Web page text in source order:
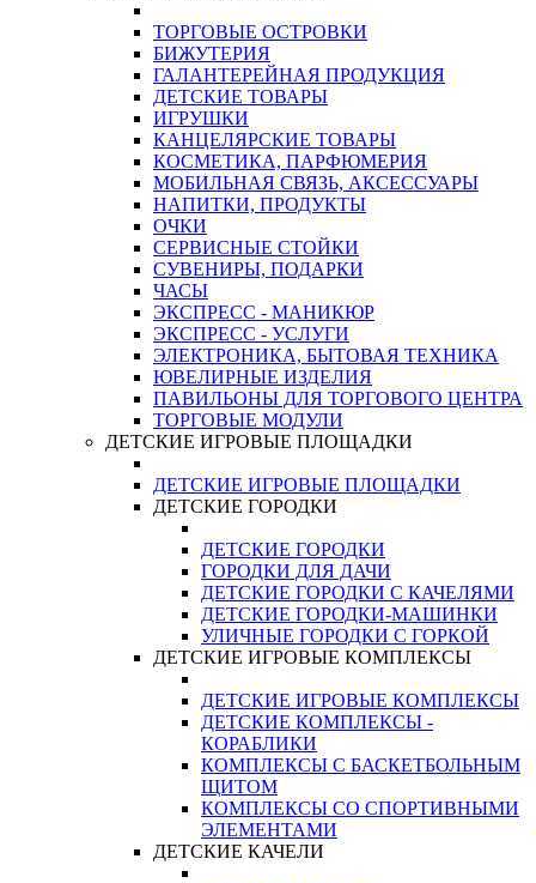
ТОРГОВЫЕ ОСТРОВКИ
БИЖУТЕРИЯ
ГАЛАНТЕРЕЙНАЯ ПРОДУКЦИЯ
ДЕТСКИЕ ТОВАРЫ
ИГРУШКИ
КАНЦЕЛЯРСКИЕ ТОВАРЫ
КОСМЕТИКА, ПАРФЮМЕРИЯ
МОБИЛЬНАЯ СВЯЗЬ, АКСЕССУАРЫ
НАПИТКИ, ПРОДУКТЫ
ОЧКИ
СЕРВИСНЫЕ СТОЙКИ
СУВЕНИРЫ, ПОДАРКИ
ЧАСЫ
ЭКСПРЕСС - МАНИКЮР
ЭКСПРЕСС - УСЛУГИ
ЭЛЕКТРОНИКА, БЫТОВАЯ ТЕХНИКА
ЮВЕЛИРНЫЕ ИЗДЕЛИЯ
ПАВИЛЬОНЫ ДЛЯ ТОРГОВОГО ЦЕНТРА
ТОРГОВЫЕ МОДУЛИ
ДЕТСКИЕ ИГРОВЫЕ ПЛОЩАДКИ
ДЕТСКИЕ ИГРОВЫЕ ПЛОЩАДКИ
ДЕТСКИЕ ГОРОДКИ
ДЕТСКИЕ ГОРОДКИ
ГОРОДКИ ДЛЯ ДАЧИ
ДЕТСКИЕ ГОРОДКИ С КАЧЕЛЯМИ
ДЕТСКИЕ ГОРОДКИ-МАШИНКИ
УЛИЧНЫЕ ГОРОДКИ С ГОРКОЙ
ДЕТСКИЕ ИГРОВЫЕ КОМПЛЕКСЫ
ДЕТСКИЕ ИГРОВЫЕ КОМПЛЕКСЫ
ДЕТСКИЕ КОМПЛЕКСЫ -
КОРАБЛИКИ
КОМПЛЕКСЫ С БАСКЕТБОЛЬНЫМ
ЩИТОМ
КОМПЛЕКСЫ СО СПОРТИВНЫМИ
ЭЛЕМЕНТАМИ
ДЕТСКИЕ КАЧЕЛИ